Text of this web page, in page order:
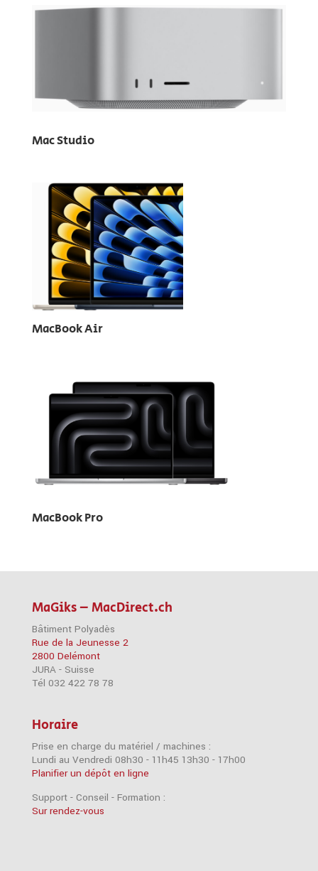
Mac Studio
MacBook Air
MacBook Pro
MaGiks – MacDirect.ch
Bâtiment Polyadès
Rue de la Jeunesse 2
2800 Delémont
JURA - Suisse
Tél 032 422 78 78
Horaire
Prise en charge du matériel / machines :
Lundi au Vendredi 08h30 - 11h45 13h30 - 17h00
Planifier un dépôt en ligne
Support - Conseil - Formation :
Sur rendez-vous